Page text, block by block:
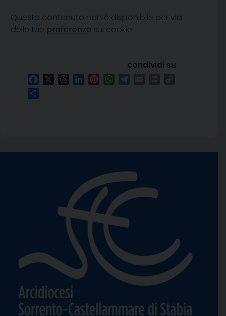
Questo contenuto non è disponibile per via
delle tue preferenze sui cookie
condividi su
FacebookThreadsLinkedInPinterestWhatsApp